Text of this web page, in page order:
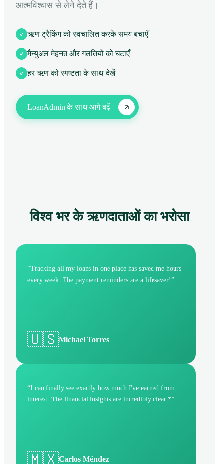
आत्मविश्वास से लेने देते हैं।
ऋण ट्रैकिंग को स्वचालित करके समय बचाएँ
मैन्युअल मेहनत और गलतियों को घटाएँ
हर ऋण को स्पष्टता के साथ देखें
LoanAdmin के साथ आगे बढ़ें
विश्व भर के ऋणदाताओं का भरोसा
“Tracking all my loans in one place has saved me hours
every week. The payment reminders are a lifesaver!”
🇺🇸Michael Torres
“I can finally see exactly how much I've earned from
interest. The financial insights are incredibly clear.*”
🇲🇽Carlos Méndez